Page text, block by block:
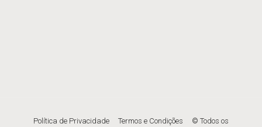
Política de Privacidade Termos e Condições © Todos os